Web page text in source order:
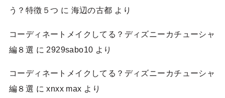
う？特徴５つ に 海辺の古都 より
コーディネートメイクしてる？ディズニーカチューシャ
編８選 に 2929sabo10 より
コーディネートメイクしてる？ディズニーカチューシャ
編８選 にxnxx max より